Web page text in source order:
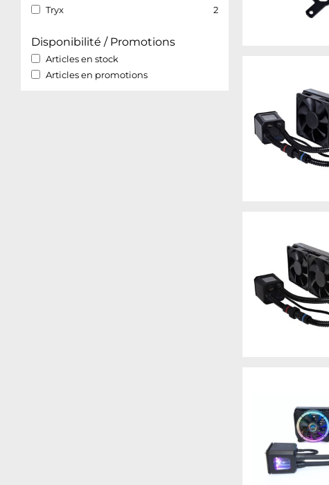
Tryx
2
Disponibilité / Promotions
Articles en stock
Articles en promotions